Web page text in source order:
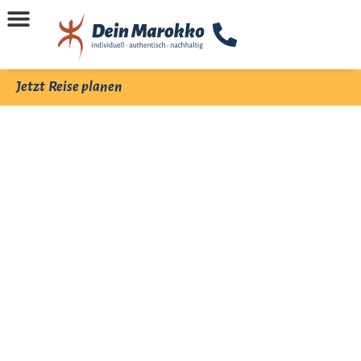
Jetzt Reise planen